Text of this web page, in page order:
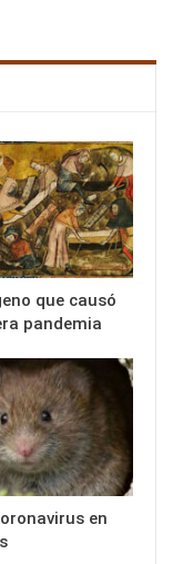
que causó
pandemia
en